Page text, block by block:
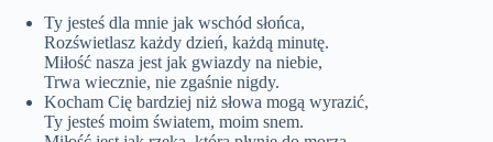
Ty jesteś dla mnie jak wschód słońca,
Rozświetlasz każdy dzień, każdą minutę.
Miłość nasza jest jak gwiazdy na niebie,
Trwa wiecznie, nie zgaśnie nigdy.
Kocham Cię bardziej niż słowa mogą wyrazić,
Ty jesteś moim światem, moim snem.